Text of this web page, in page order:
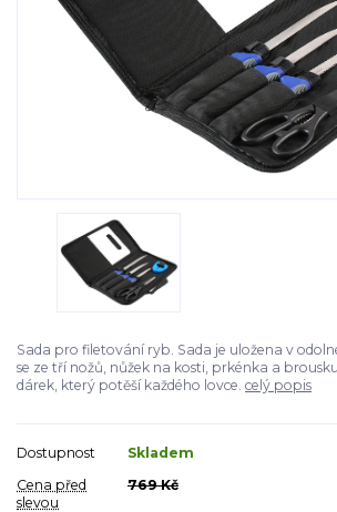
Sada pro filetování ryb. Sada je uložena v
se ze tří nožů, nůžek na kosti, prkénka a
dárek, který potěší každého lovce. celý popis
Dostupnost
Skladem
Cena před
slevou
769 Kč